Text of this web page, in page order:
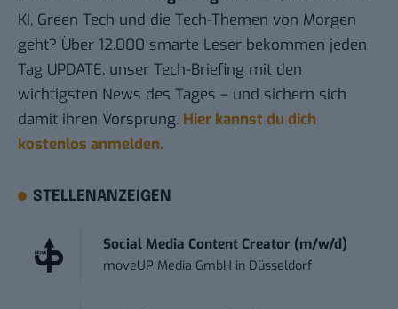
KI, Green Tech und die Tech-Themen von Morgen
geht? Über 12.000 smarte Leser bekommen jeden
Tag UPDATE, unser Tech-Briefing mit den
wichtigsten News des Tages – und sichern sich
damit ihren Vorsprung. Hier kannst du dich
kostenlos anmelden.
STELLENANZEIGEN
Social Media Content Creator (m/w/d)
moveUP Media GmbH in Düsseldorf